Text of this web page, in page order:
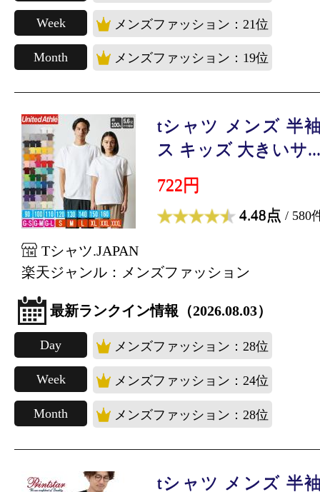
Week メンズファッション：21位
Month メンズファッション：19位
tシャツ メンズ 半
ス キッズ 大きいサ...
722円
4.48点 / 580
Tシャツ.JAPAN
楽天ジャンル：メンズファッション
最新ランクイン情報（2026.08.03）
Day メンズファッション：28位
Week メンズファッション：24位
Month メンズファッション：28位
tシャツ メンズ 半